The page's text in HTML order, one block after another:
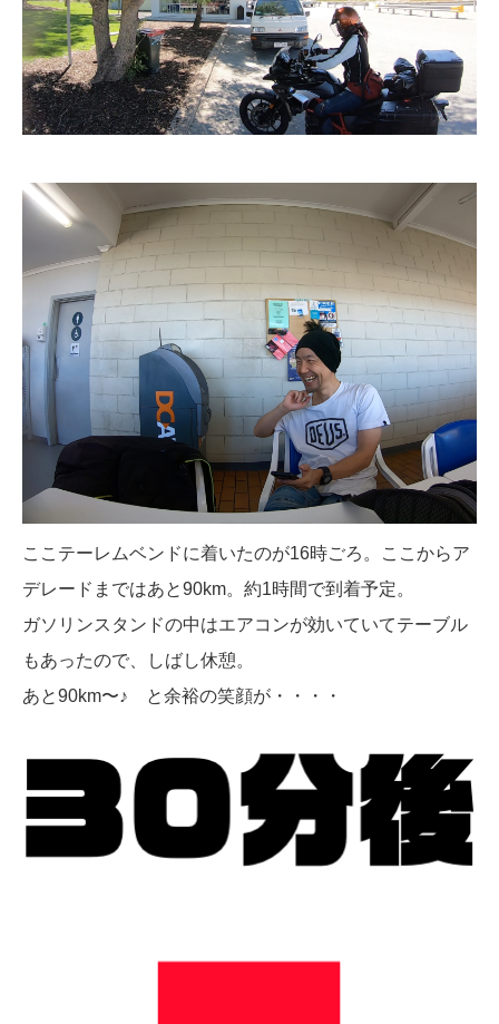
ここテーレムベンドに着いたのが16時ごろ。ここからア
デレードまではあと90km。約1時間で到着予定。
ガソリンスタンドの中はエアコンが効いていてテーブル
もあったので、しばし休憩。
あと90km〜♪ と余裕の笑顔が・・・・